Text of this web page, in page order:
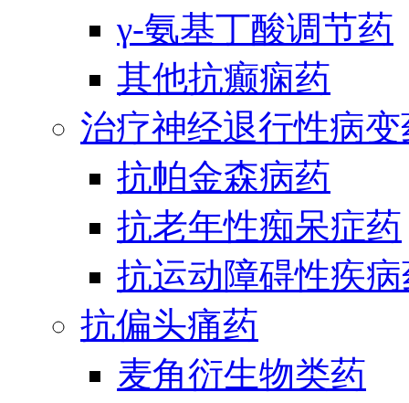
γ-氨基丁酸调节药
其他抗癫痫药
治疗神经退行性病
抗帕金森病药
抗老年性痴呆症药
抗运动障碍性疾
抗偏头痛药
麦角衍生物类药